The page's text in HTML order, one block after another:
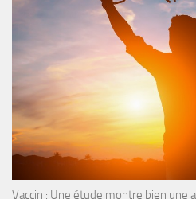
Vaccin : Une étude montre bien une